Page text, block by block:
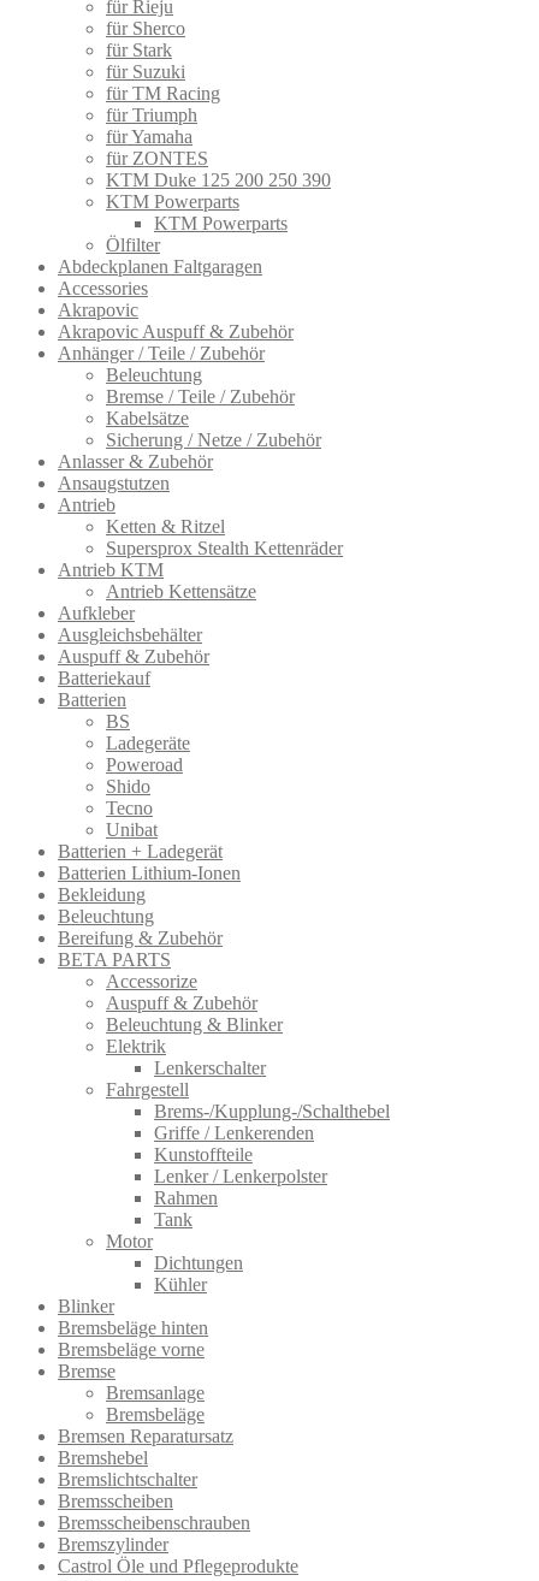
für Rieju
für Sherco
für Stark
für Suzuki
für TM Racing
für Triumph
für Yamaha
für ZONTES
KTM Duke 125 200 250 390
KTM Powerparts
KTM Powerparts
Ölfilter
Abdeckplanen Faltgaragen
Accessories
Akrapovic
Akrapovic Auspuff & Zubehör
Anhänger / Teile / Zubehör
Beleuchtung
Bremse / Teile / Zubehör
Kabelsätze
Sicherung / Netze / Zubehör
Anlasser & Zubehör
Ansaugstutzen
Antrieb
Ketten & Ritzel
Supersprox Stealth Kettenräder
Antrieb KTM
Antrieb Kettensätze
Aufkleber
Ausgleichsbehälter
Auspuff & Zubehör
Batteriekauf
Batterien
BS
Ladegeräte
Poweroad
Shido
Tecno
Unibat
Batterien + Ladegerät
Batterien Lithium-Ionen
Bekleidung
Beleuchtung
Bereifung & Zubehör
BETA PARTS
Accessorize
Auspuff & Zubehör
Beleuchtung & Blinker
Elektrik
Lenkerschalter
Fahrgestell
Brems-/Kupplung-/Schalthebel
Griffe / Lenkerenden
Kunstoffteile
Lenker / Lenkerpolster
Rahmen
Tank
Motor
Dichtungen
Kühler
Blinker
Bremsbeläge hinten
Bremsbeläge vorne
Bremse
Bremsanlage
Bremsbeläge
Bremsen Reparatursatz
Bremshebel
Bremslichtsch​alter
Bremsscheiben
Bremsscheibenschrauben
Bremszylinder
Castrol Öle und Pflegeprodukte